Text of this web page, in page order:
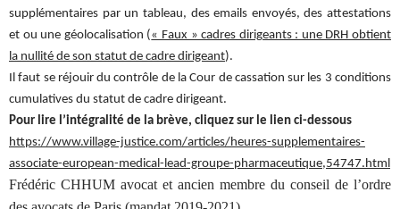
supplémentaires par un tableau, des emails envoyés, des attestations
et ou une géolocalisation ( « Faux » cadres dirigeants : une DRH obtient
la nullité de son statut de cadre dirigeant).
Il faut se réjouir du contrôle de la Cour de cassation sur les 3 conditions
cumulatives du statut de cadre dirigeant.
Pour lire l’intégralité de la brève, cliquez sur le lien ci-dessous
https://www.village-justice.com/articles/heures-supplementaires-
associate-european-medical-lead-groupe-pharmaceutique,54747.html
Frédéric CHHUM avocat et ancien membre du conseil de l’ordre